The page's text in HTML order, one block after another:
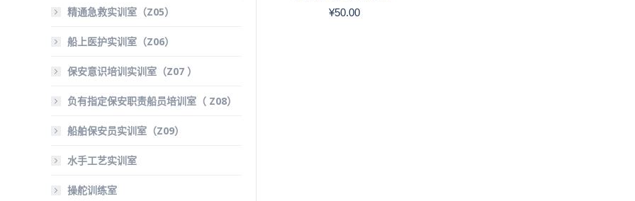
¥50.00
精通急救实训室（Z05）
船上医护实训室（Z06）
保安意识培训实训室（Z07 ）
负有指定保安职责船员培训室（ Z08）
船舶保安员实训室（Z09）
水手工艺实训室
操舵训练室